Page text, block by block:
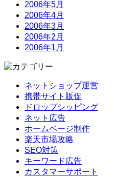
2006年5月
2006年4月
2006年3月
2006年2月
2006年1月
ネットショップ運営
携帯サイト販促
ドロップシッピング
ネット広告
ホームページ制作
楽天市場攻略
SEO対策
キーワード広告
カスタマーサポート